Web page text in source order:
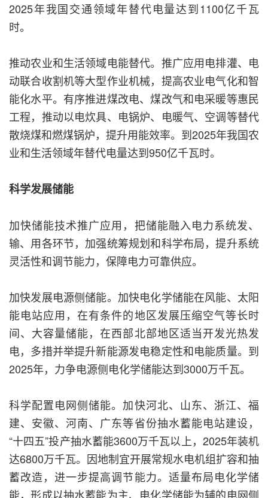
2025年我国交通领域年替代电量达到1100亿千瓦
时。
推动农业和生活领域电能替代。推广应用电排灌、电
动联合收割机等大型作业机械，提高农业电气化和智
能化水平。有序推进煤改电、煤改气和电采暖等惠民
工程，推动以电炊具、电锅炉、电暖气、空调等替代
散烧煤和燃煤锅炉，提升用能效率。到2025年我国农
业和生活领域年替代电量达到950亿千瓦时。
科学发展储能
加快储能技术推广应用，把储能融入电力系统发、
输、用各环节，加强统筹规划和科学布局，提升系统
灵活性和调节能力，保障电力可靠供应。
加快发展电源侧储能。加快电化学储能在风能、太阳
能电站应用，在有条件的地区发展压缩空气等长时
间、大容量储能，在西部北部地区适当开发光热发
电，多措并举提升新能源发电稳定性和电能质量。到
2025年，力争电源侧电化学储能达到3000万千瓦。
科学配置电网侧储能。加快河北、山东、浙江、福
建、安徽、河南、广东等省份抽水蓄能电站建设，
“十四五”投产抽水蓄能3600万千瓦以上，2025年装机
达6800万千瓦。因地制宜开展常规水电机组扩容和抽
蓄改造，进一步提高调节能力。适量布局电化学储
能，形成以抽水蓄能为主、电化学储能为辅的电网侧